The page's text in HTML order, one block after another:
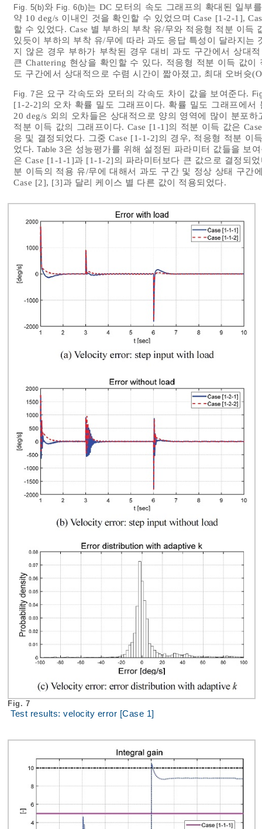
Fig. 5(b)와 Fig. 6(b)는 DC 모터의 속도 그래프의 확대된 일부
약 10 deg/s 이내인 것을 확인할 수 있었으며 Case [1-2-1],
할 수 있었다. Case 별 부하의 부착 유/무와 적응형 적분 이
있듯이 부하의 부착 유/무에 따라 과도 응답 특성이 달라지는
지 않은 경우 부하가 부착된 경우 대비 과도 구간에서 상대
큰 Chattering 현상을 확인할 수 있다. 적응형 적분 이득 값
도 구간에서 상대적으로 수렴 시간이 짧아졌고, 최대 오버슛
Fig. 7은 요구 각속도와 모터의 각속도 차이 값을 보여준다.
[1-2-2]의 오차 확률 밀도 그래프이다. 확률 밀도 그래프에
20 deg/s 외의 오차들은 상대적으로 양의 영역에 많이 분포
적분 이득 값의 그래프이다. Case [1-1]의 적분 이득 값은
응 및 결정되었다. 그중 Case [1-1-2]의 경우, 적응형 적분 이
었다.Table 3은 성능평가를 위해 설정된 파라미터 값들을 보
은 Case [1-1-1]과 [1-1-2]의 파라미터보다 큰 값으로 결정되
분 이득의 적용 유/무에 대해서 과도 구간 및 정상 상태 구간
Case [2], [3]과 달리 케이스 별 다른 값이 적용되었다.
Fig. 7
Test results: velocity error [Case 1]